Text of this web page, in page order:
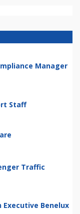
Manager
Staff
Traffic
Executive Benelux